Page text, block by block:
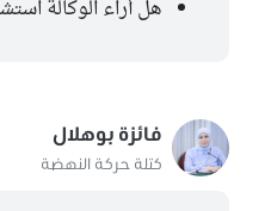
هل أراء الوكالة
فائزة بوهلال
كتلة حركة النهضة